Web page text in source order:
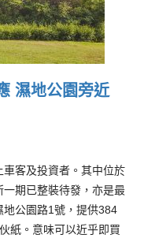
濕地公園旁近
客及投資者。其中位於
期已整裝待發，亦是最
公園路1號，提供384
紙。意味可以近乎即買